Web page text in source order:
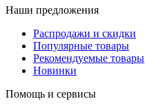
Наши предложения
Распродажи и скидки
Популярные товары
Рекомендуемые товары
Новинки
Помощь и сервисы